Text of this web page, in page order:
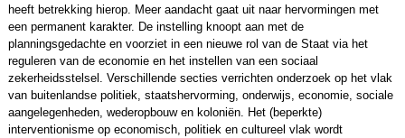
heeft betrekking hierop. Meer aandacht gaat uit naar hervormingen met
een permanent karakter. De instelling knoopt aan met de
planningsgedachte en voorziet in een nieuwe rol van de Staat via het
reguleren van de economie en het instellen van een sociaal
zekerheidsstelsel. Verschillende secties ver­richten onderzoek op het vlak
van buitenlandse politiek, staatshervorming, onderwijs, economie, sociale
aangelegenheden, wederopbouw en koloniën. Het (beperkte)
interventionisme op econo­misch, politiek en cultureel vlak wordt